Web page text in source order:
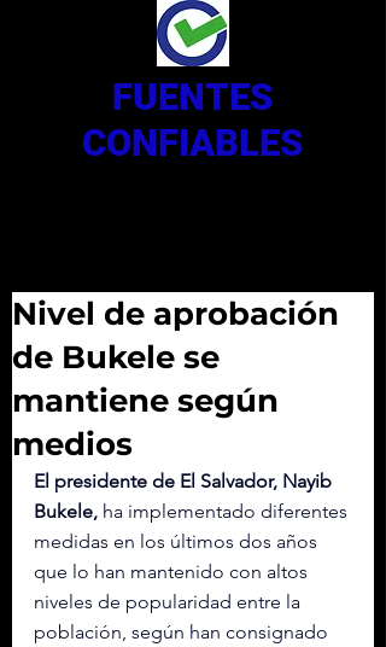
FUENTES
CONFIABLES
Nivel de aprobación
de Bukele se
mantiene según
medios
El presidente de El Salvador, Nayib
Bukele, ha implementado diferentes
medidas en los últimos dos años
que lo han mantenido con altos
niveles de popularidad entre la
población, según han consignado